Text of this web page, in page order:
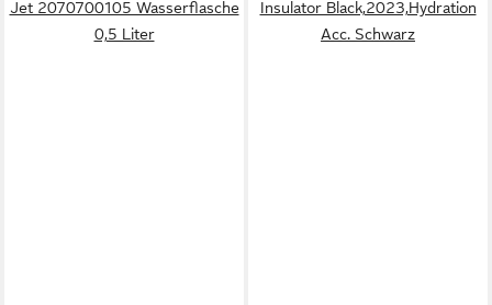
Jet 2070700105 Wasserflasche
0,5 Liter
Insulator Black,2023,Hydration
Acc. Schwarz